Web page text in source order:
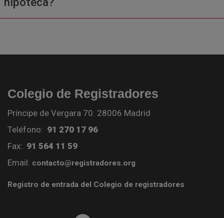
Colegio de Registradores
Príncipe de Vergara 70. 28006 Madrid
Teléfono: 91 270 17 96
Fax: 91 564 11 59
Email: contacto@registradores.org
Registro de entrada del Colegio de registradores